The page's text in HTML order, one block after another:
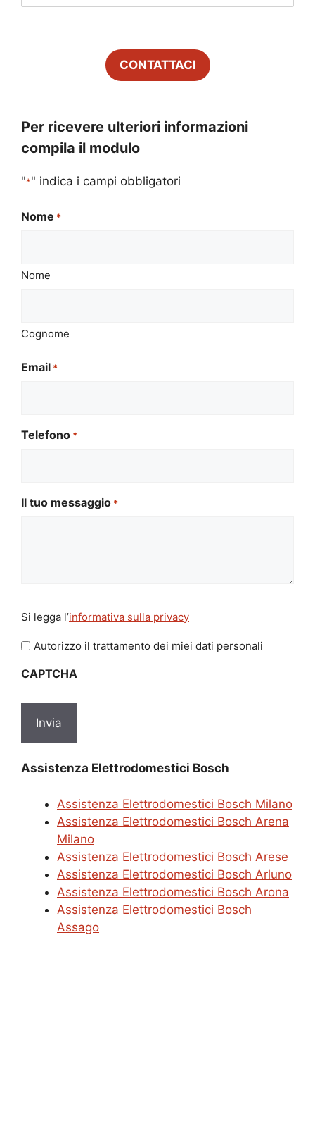
CONTATTACI
Per ricevere ulteriori informazioni
compila il modulo
"*" indica i campi obbligatori
Nome *
Nome
Cognome
Email *
Telefono *
Il tuo messaggio *
legga
l'informativa
privacy
Si legga l’informativa sulla privacy
Autorizzo il trattamento dei miei dati personali
CAPTCHA
Assistenza Elettrodomestici Bosch
Assistenza Elettrodomestici Bosch Milano
Assistenza Elettrodomestici Bosch Arena
Milano
Assistenza Elettrodomestici Bosch Arese
Assistenza Elettrodomestici Bosch Arluno
Assistenza Elettrodomestici Bosch Arona
Assistenza Elettrodomestici Bosch
Assago